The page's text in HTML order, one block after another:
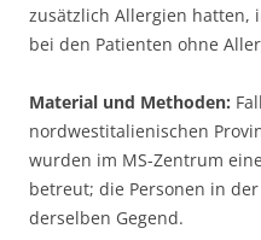
zusätzlich Allergien hatten,
bei den Patienten ohne
Material und Methoden:
nordwestitalienischen
wurden im MS-Zentrum
betreut; die Personen in
derselben Gegend.